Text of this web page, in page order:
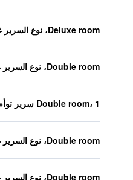
Deluxe room، نوع السرير غير معروف
Double room، نوع السرير غير معروف
Double room، 1 سرير توأم
Double room، نوع السرير غير معروف
Double room، نوع السرير غير معروف